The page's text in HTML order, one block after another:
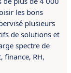
les bons
plusieurs
de solutions et
spectre de
finance, RH,